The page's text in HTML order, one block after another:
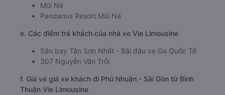
Mũi Né
Pandanus Resort Mũi Né
e. Các điểm trả khách của nhà xe Vie Limousine
Sân bay Tân Sơn Nhất - Bãi đậu xe Ga Quốc Tế
307 Nguyễn Văn Trỗi
f. Giá vé giá xe khách đi Phú Nhuận - Sài Gòn từ Bình
Thuận Vie Limousine